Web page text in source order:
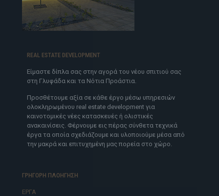
REAL ESTATE DEVELOPMENT
Είμαστε δίπλα σας στην αγορά του νέου σπιτιού σας
στη Γλυφάδα και τα Νότια Προάστια.
Προσθέτουμε αξία σε κάθε έργο μέσω υπηρεσιών
ολοκληρωμένου real estate development για
καινοτομικές νέες κατασκευές ή ολιστικές
ανακαινίσεις. Φέρνουμε εις πέρας σύνθετα τεχνικά
έργα τα οποία σχεδιάζουμε και υλοποιούμε μέσα από
την μακρά και επιτυχημένη μας πορεία στο χώρο.
ΓΡΗΓΟΡΗ ΠΛΟΗΓΗΣΗ
ΕΡΓΑ